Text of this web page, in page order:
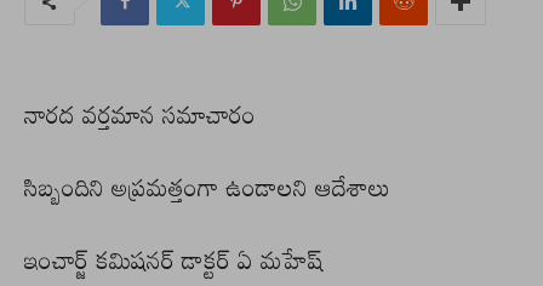
నారద వర్తమాన సమాచారం
సిబ్బందిని అప్రమత్తంగా ఉండాలని ఆదేశాలు
ఇంచార్జ్ కమిషనర్ డాక్టర్ ఏ మహేష్